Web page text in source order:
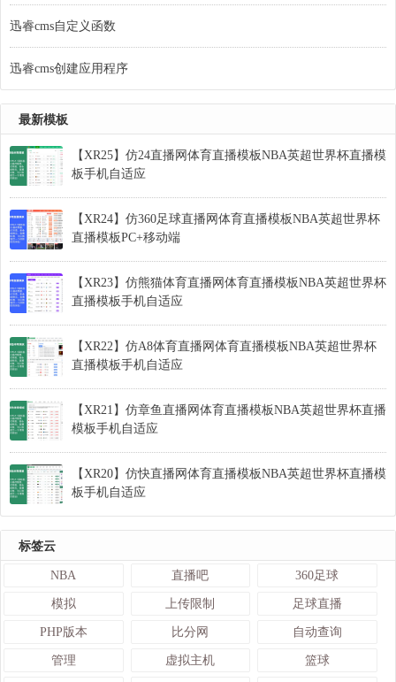
迅睿cms自定义函数
迅睿cms创建应用程序
最新模板
【XR25】仿24直播网体育直播模板NBA英超世界杯直播模
板手机自适应
【XR24】仿360足球直播网体育直播模板NBA英超世界杯
直播模板PC+移动端
【XR23】仿熊猫体育直播网体育直播模板NBA英超世界杯
直播模板手机自适应
【XR22】仿A8体育直播网体育直播模板NBA英超世界杯
直播模板手机自适应
【XR21】仿章鱼直播网体育直播模板NBA英超世界杯直播
模板手机自适应
【XR20】仿快直播网体育直播模板NBA英超世界杯直播模
板手机自适应
标签云
NBA 直播吧 360足球
模拟 上传限制 足球直播
PHP版本 比分网 自动查询
管理 虚拟主机 篮球